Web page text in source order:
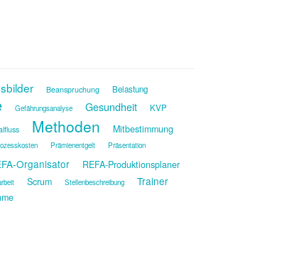
Beanspruchung Belastung
Gefährungsanalyse Gesundheit KVP
Methoden
Mitbestimmung
Prämienentgelt Präsentation
Organisator REFA-Produktionsplaner
Scrum Stellenbeschreibung Trainer